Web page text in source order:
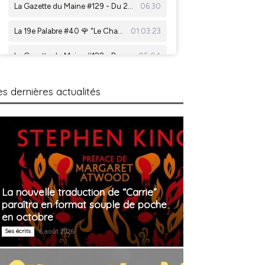
dernières actualités
La nouvelle traduction de “Carrie”
paraîtra en format souple de poche
en octobre
Ses écrits 6 août 2026